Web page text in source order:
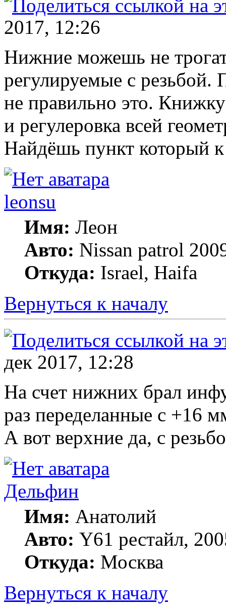
2017, 12:26
Нижние можешь не
регулируемые с резьбой.
не правильно это.
и регулеровка всей
Найдёшь пункт который к
leonsu
Имя: Леон
Авто: Nissan patrol
Откуда: Israel, Haifa
Вернуться к началу
дек 2017, 12:28
На счет нижних брал
раз переделанные с +16
А вот верхние да, с
Дельфин
Имя: Анатолий
Авто: Y61 рестайл,
Откуда: Москва
Вернуться к началу